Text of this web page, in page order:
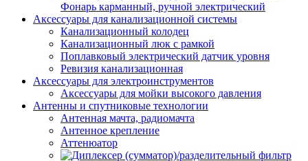
Фонарь карманный, ручной электрический
Аксессуары для канализационной системы
Канализационный колодец
Канализационный люк с рамкой
Поплавковый электрический датчик уровня
Ревизия канализационная
Аксессуары для электроинструментов
Аксессуары для мойки высокого давления
Антенны и спутниковые технологии
Антенная мачта, радиомачта
Антенное крепление
Аттенюатор